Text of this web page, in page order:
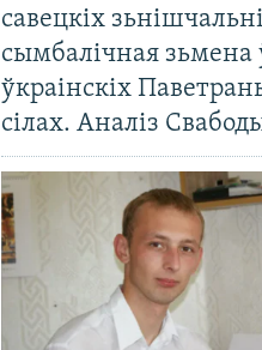
савецкіх
сымбалічная зьмена
ўкраінскіх
сілах. Аналіз